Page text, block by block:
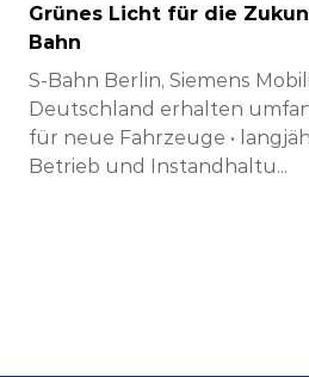
Grünes Licht für die
Bahn
S-Bahn Berlin, Siemens
Deutschland erhalten
für neue Fahrzeuge •
Betrieb und Instandhaltu...